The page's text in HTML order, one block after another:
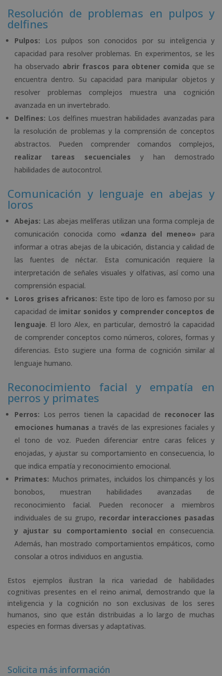
Resolución de problemas en pulpos y
delfines
Pulpos: Los pulpos son conocidos por su inteligencia y
capacidad para resolver problemas. En experimentos, se les
ha observado abrir frascos para obtener comida que se
encuentra dentro. Su capacidad para manipular objetos y
resolver problemas complejos muestra una cognición
avanzada en un invertebrado.
Delfines: Los delfines muestran habilidades avanzadas para
la resolución de problemas y la comprensión de conceptos
abstractos. Pueden comprender comandos complejos,
realizar tareas secuenciales y han demostrado
habilidades de autocontrol.
Comunicación y lenguaje en abejas y
loros
Abejas: Las abejas melíferas utilizan una forma compleja de
comunicación conocida como «danza del meneo» para
informar a otras abejas de la ubicación, distancia y calidad de
las fuentes de néctar. Esta comunicación requiere la
interpretación de señales visuales y olfativas, así como una
comprensión espacial.
Loros grises africanos: Este tipo de loro es famoso por su
capacidad de imitar sonidos y comprender conceptos de
lenguaje. El loro Alex, en particular, demostró la capacidad
de comprender conceptos como números, colores, formas y
diferencias. Esto sugiere una forma de cognición similar al
lenguaje humano.
Reconocimiento facial y empatía en
perros y primates
Perros: Los perros tienen la capacidad de reconocer las
emociones humanas a través de las expresiones faciales y
el tono de voz. Pueden diferenciar entre caras felices y
enojadas, y ajustar su comportamiento en consecuencia, lo
que indica empatía y reconocimiento emocional.
Primates: Muchos primates, incluidos los chimpancés y los
bonobos, muestran habilidades avanzadas de
reconocimiento facial. Pueden reconocer a miembros
individuales de su grupo, recordar interacciones pasadas
y ajustar su comportamiento social en consecuencia.
Además, han mostrado comportamientos empáticos, como
consolar a otros individuos en angustia.
Estos ejemplos ilustran la rica variedad de habilidades
cognitivas presentes en el reino animal, demostrando que la
inteligencia y la cognición no son exclusivas de los seres
humanos, sino que están distribuidas a lo largo de muchas
especies en formas diversas y adaptativas.
Solicita más información